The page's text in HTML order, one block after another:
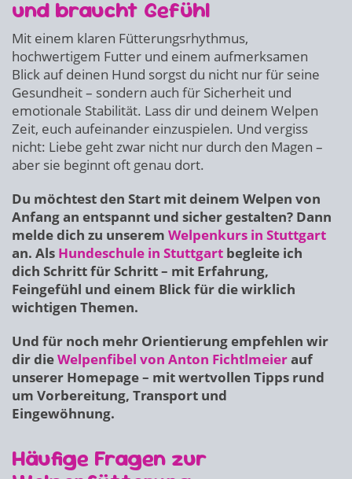
und braucht Gefühl
Mit einem klaren Fütterungsrhythmus,
hochwertigem Futter und einem aufmerksamen
Blick auf deinen Hund sorgst du nicht nur für seine
Gesundheit – sondern auch für Sicherheit und
emotionale Stabilität. Lass dir und deinem Welpen
Zeit, euch aufeinander einzuspielen. Und vergiss
nicht: Liebe geht zwar nicht nur durch den Magen –
aber sie beginnt oft genau dort.
Du möchtest den Start mit deinem Welpen von
Anfang an entspannt und sicher gestalten? Dann
melde dich zu unserem Welpenkurs in Stuttgart
an. Als Hundeschule in Stuttgart begleite ich
dich Schritt für Schritt – mit Erfahrung,
Feingefühl und einem Blick für die wirklich
wichtigen Themen.
Und für noch mehr Orientierung empfehlen wir
dir dieWelpenfibel von Anton Fichtlmeierauf
unserer Homepage – mit wertvollen Tipps rund
um Vorbereitung, Transport und
Eingewöhnung.
Häufige Fragen zur